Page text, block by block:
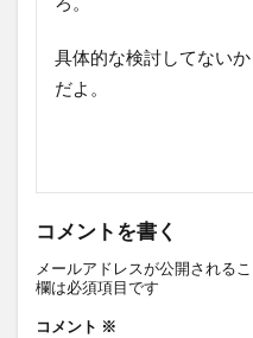
具体的な検討してない
だよ。
コメントを書く
メールアドレスが公開されるこ
欄は必須項目です
コメント ※